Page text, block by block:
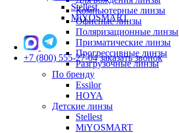
Компьютерные линзы
Офисные линзы
Поляризационные линзы
Призматические линзы
Прогрессивные линзы
Разгрузочные линзы
По бренду
Essilor
HOYA
Детские линзы
Stellest
MiYOSMART
Stellest
MiYOSMART
+7 (800) 555-27-04 заказать звонок